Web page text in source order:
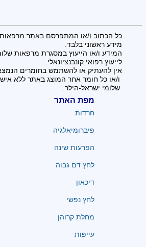
כל הכתוב ו/או המתפרסם באתר מרפאות
מידע ראשוני בלבד.
המידע ו/או הייעוץ במסגרת מרפאות
לייעוץ רפואי קונבנציונאלי.
אין להעתיק או להשתמש בחומרים
ו/או כל חומר אחר המוצג באתר ללא
שלומי ישראל-הילר.
מפת האתר
חרדות
פיברומיאלגיה
הפרעות שינה
לחץ דם גבוה
דיכאון
לחץ נפשי
מחלת קרוהן
עייפות